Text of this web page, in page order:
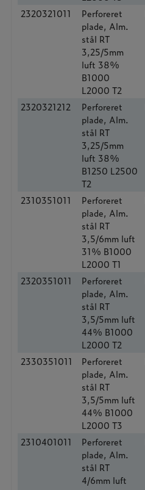
2320321011
Perforeret
plade, Alm.
stål RT
3,25/5mm
luft 38%
B1000
L2000 T2
2320321212
Perforeret
plade, Alm.
stål RT
3,25/5mm
luft 38%
B1250 L2500
T2
2310351011
Perforeret
plade, Alm.
stål RT
3,5/6mm luft
31% B1000
L2000 T1
2320351011
Perforeret
plade, Alm.
stål RT
3,5/5mm luft
44% B1000
L2000 T2
2330351011
Perforeret
plade, Alm.
stål RT
3,5/5mm luft
44% B1000
L2000 T3
2310401011
Perforeret
plade, Alm.
stål RT
4/6mm luft